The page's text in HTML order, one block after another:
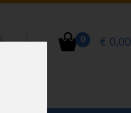
0 € 0,00